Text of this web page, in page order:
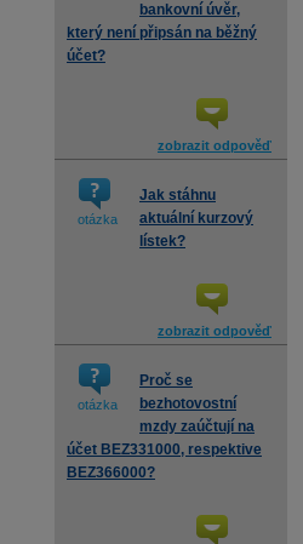
bankovní úvěr,
který není připsán na běžný
účet?
zobrazit odpověď
otázka
Jak stáhnu
aktuální kurzový
lístek?
zobrazit odpověď
otázka
Proč se
bezhotovostní
mzdy zaúčtují na
účet BEZ331000, respektive
BEZ366000?